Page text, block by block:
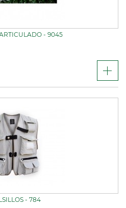
- 9045
- 784